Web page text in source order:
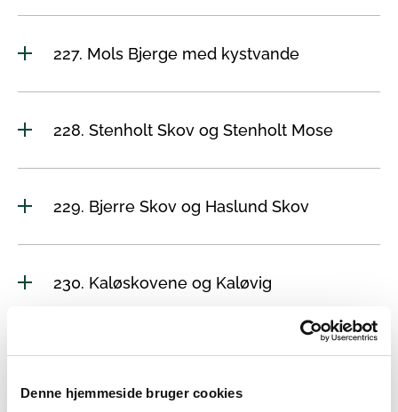
Denne hjemmeside bruger cookies
227. Mols Bjerge med kystvande
228. Stenholt Skov og Stenholt Mose
229. Bjerre Skov og Haslund Skov
230. Kaløskovene og Kaløvig
231. Kobberhage kystarealer